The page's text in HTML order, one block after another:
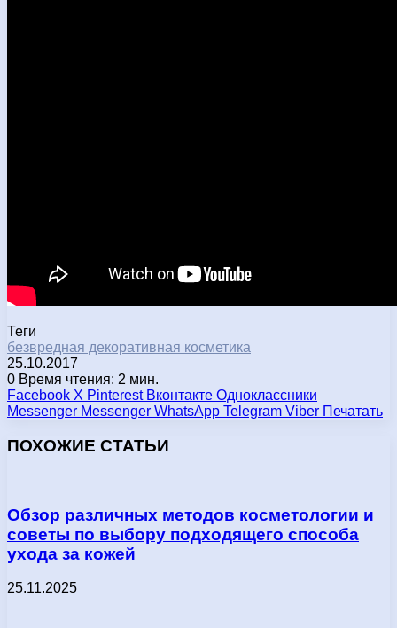
Теги
безвредная декоративная косметика
25.10.2017
0 Время чтения: 2 мин.
Facebook X Pinterest Вконтакте Одноклассники
Messenger Messenger WhatsApp Telegram Viber Печатать
ПОХОЖИЕ СТАТЬИ
Обзор различных методов косметологии и
советы по выбору подходящего способа
ухода за кожей
25.11.2025